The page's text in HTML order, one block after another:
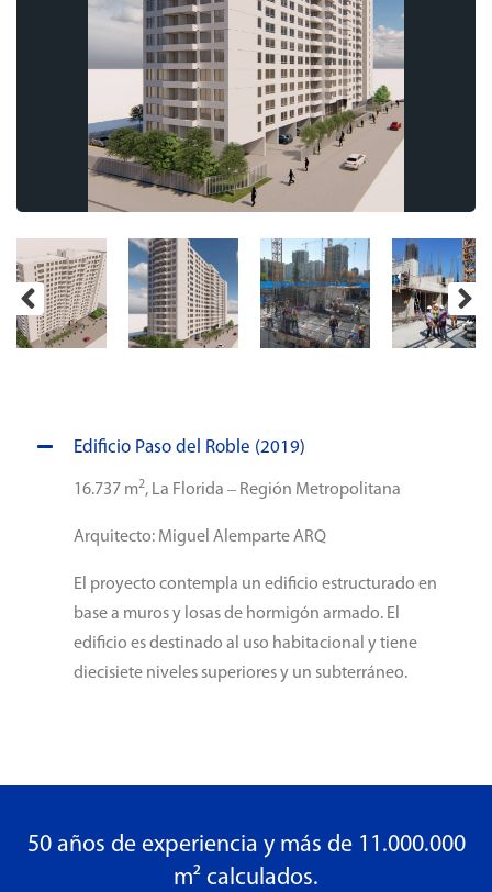
Edificio Paso del Roble (2019)
16.737 m2, La Florida – Región Metropolitana
Arquitecto: Miguel Alemparte ARQ
El proyecto contempla un edificio estructurado en
base a muros y losas de hormigón armado. El
edificio es destinado al uso habitacional y tiene
diecisiete niveles superiores y un subterráneo.
50 años de experiencia y más de 11.000.000
m² calculados.